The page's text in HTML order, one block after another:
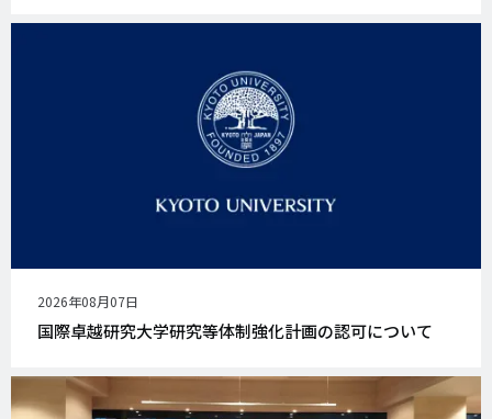
公
開
日
2026年08月07日
国際卓越研究大学研究等体制強化計画の認可について